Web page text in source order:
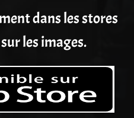
dans les stores
les images.